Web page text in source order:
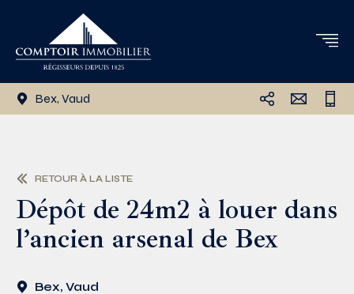
Bex, Vaud
RETOUR À LA LISTE
Dépôt de 24m2 à louer dans
l’ancien arsenal de Bex
Bex, Vaud